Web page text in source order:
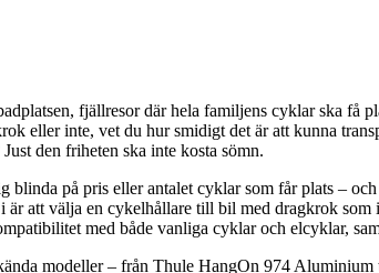
fjällresor där hela familjens cyklar ska få
eller inte, vet du hur smidigt det är att kunna
den friheten ska inte kosta sömn.
blinda på pris eller antalet cyklar som får plats –
är att välja en cykelhållare till bil med dragkrok
med både vanliga cyklar och elcyklar,
modeller – från Thule HangOn 974